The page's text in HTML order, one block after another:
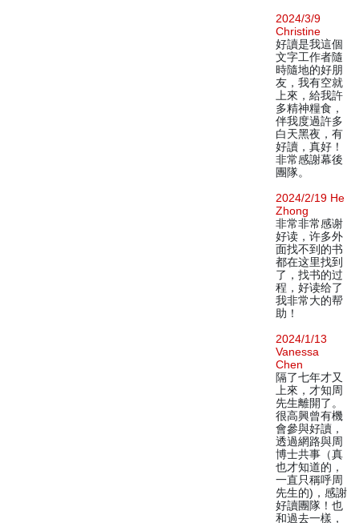
2024/3/9
Christine
好讀是我這個
文字工作者隨
時隨地的好朋
友，我有空就
上來，給我許
多精神糧食，
伴我度過許多
白天黑夜，有
好讀，真好！
非常感謝幕後
團隊。
2024/2/19 He
Zhong
非常非常感谢
好读，许多外
面找不到的书
都在这里找到
了，找书的过
程，好读给了
我非常大的帮
助！
2024/1/13
Vanessa
Chen
隔了七年才又
上來，才知周
先生離開了。
很高興曾有機
會參與好讀，
透過網路與周
博士共事（真
也才知道的，
一直只稱呼周
先生的)，感謝
好讀團隊！也
和過去一樣，